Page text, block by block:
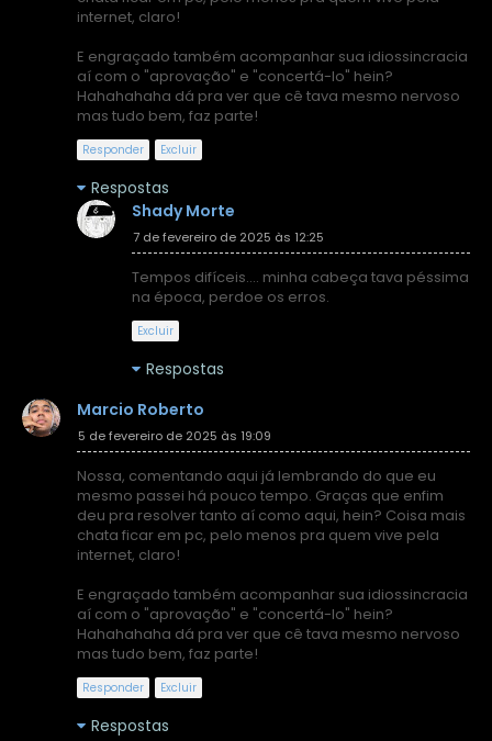
internet, claro!
E engraçado também acompanhar sua idiossincracia
aí com o "aprovação" e "concertá-lo" hein?
Hahahahaha dá pra ver que cê tava mesmo nervoso
mas tudo bem, faz parte!
Responder Excluir
Respostas
Shady Morte
7 de fevereiro de 2025 às 12:25
Tempos difíceis.... minha cabeça tava péssima
na época, perdoe os erros.
Excluir
Respostas
Marcio Roberto
5 de fevereiro de 2025 às 19:09
Nossa, comentando aqui já lembrando do que eu
mesmo passei há pouco tempo. Graças que enfim
deu pra resolver tanto aí como aqui, hein? Coisa mais
chata ficar em pc, pelo menos pra quem vive pela
internet, claro!
E engraçado também acompanhar sua idiossincracia
aí com o "aprovação" e "concertá-lo" hein?
Hahahahaha dá pra ver que cê tava mesmo nervoso
mas tudo bem, faz parte!
Responder Excluir
Respostas